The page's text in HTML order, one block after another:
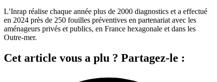
L’Inrap réalise chaque année plus de 2000 diagnostics et a effectué
en 2024 près de 250 fouilles préventives en partenariat avec les
aménageurs privés et publics, en France hexagonale et dans les
Outre-mer.
Cet article vous a plu ? Partagez-le :